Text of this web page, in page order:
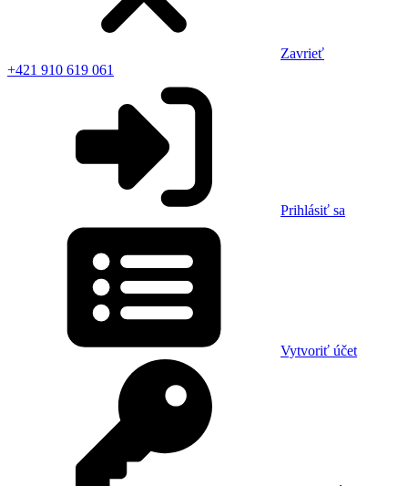
Zavrieť
+421 910 619 061
Prihlásiť sa
Vytvoriť účet